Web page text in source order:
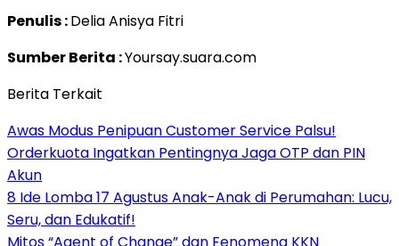
Penulis :Delia Anisya Fitri
Sumber Berita :Yoursay.suara.com
Berita Terkait
Awas Modus Penipuan Customer Service Palsu!
Orderkuota Ingatkan Pentingnya Jaga OTP dan PIN
Akun
8 Ide Lomba 17 Agustus Anak-Anak di Perumahan: Lucu,
Seru, dan Edukatif!
Mitos “Agent of Change” dan Fenomena KKN